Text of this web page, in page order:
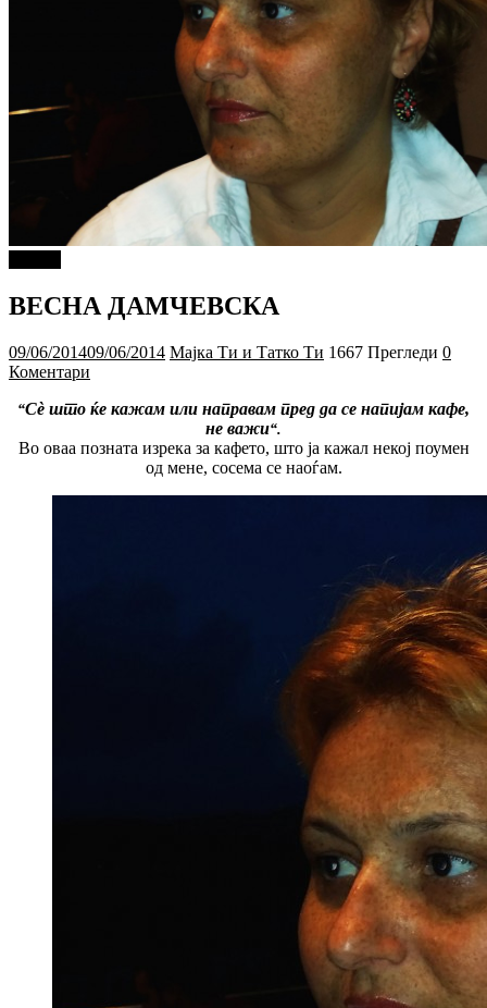
ВЕСНА ДАМЧЕВСКА
09/06/201409/06/2014 Мајка Ти и Татко Ти 1667 Прегледи 0
Коментари
“Сè што ќе кажам или направам пред да се напијам кафе,
не важи“.
Во оваа позната изрека за кафето, што ја кажал некој поумен
од мене, сосема се наоѓам.